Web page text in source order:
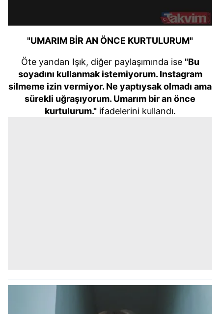
"UMARIM BİR AN ÖNCE KURTULURUM"
Öte yandan Işık, diğer paylaşımında ise "Bu
soyadını kullanmak istemiyorum. Instagram
silmeme izin vermiyor. Ne yaptıysak olmadı ama
sürekli uğraşıyorum. Umarım bir an önce
kurtulurum."ifadelerini kullandı.